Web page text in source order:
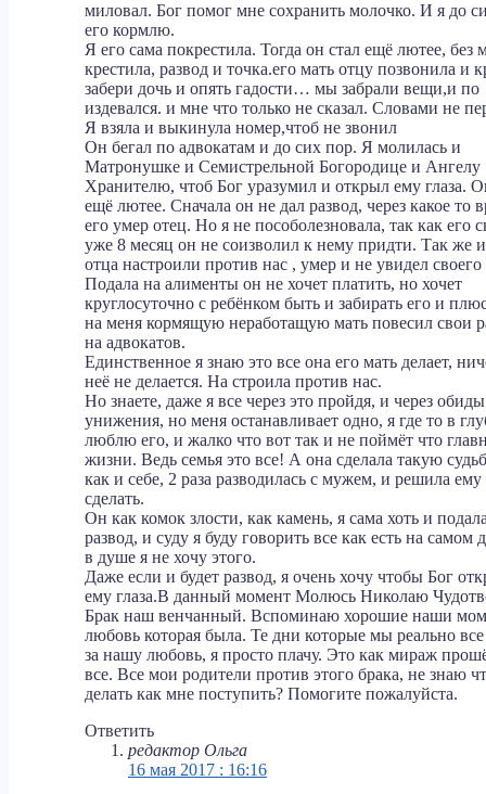
миловал. Бог помог мне сохранить молочко. И я до
его кормлю.
Я его сама покрестила. Тогда он стал ещё лютее, без
крестила, развод и точка.его мать отцу позвонила и
забери дочь и опять гадости… мы забрали вещи,и по
издевался. и мне что только не сказал. Словами не
Я взяла и выкинула номер,чтоб не звонил
Он бегал по адвокатам и до сих пор. Я молилась и
Матронушке и Семистрельной Богородице и Ангелу
Хранителю, чтоб Бог уразумил и открыл ему глаза.
ещё лютее. Сначала он не дал развод, через какое то
его умер отец. Но я не пособолезновала, так как его
уже 8 месяц он не соизволил к нему придти. Так же
отца настроили против нас , умер и не увидел своего
Подала на алименты он не хочет платить, но хочет
круглосуточно с ребёнком быть и забирать его и
на меня кормящую неработащую мать повесил свои
на адвокатов.
Единственное я знаю это все она его мать делает,
неё не делается. На строила против нас.
Но знаете, даже я все через это пройдя, и через
унижения, но меня останавливает одно, я где то в
люблю его, и жалко что вот так и не поймёт что
жизни. Ведь семья это все! А она сделала такую
как и себе, 2 раза разводилась с мужем, и решила ему
сделать.
Он как комок злости, как камень, я сама хоть и
развод, и суду я буду говорить все как есть на самом
в душе я не хочу этого.
Даже если и будет развод, я очень хочу чтобы Бог
ему глаза.В данный момент Молюсь Николаю
Брак наш венчанный. Вспоминаю хорошие наши
любовь которая была. Те дни которые мы реально
за нашу любовь, я просто плачу. Это как мираж
все. Все мои родители против этого брака, не знаю
делать как мне поступить? Помогите пожалуйста.
Ответить
редактор Ольга
16 мая 2017 : 16:16